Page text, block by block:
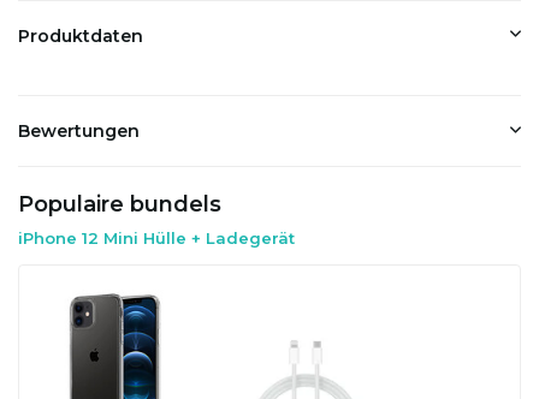
Produktdaten
Bewertungen
Populaire bundels
iPhone 12 Mini Hülle + Ladegerät